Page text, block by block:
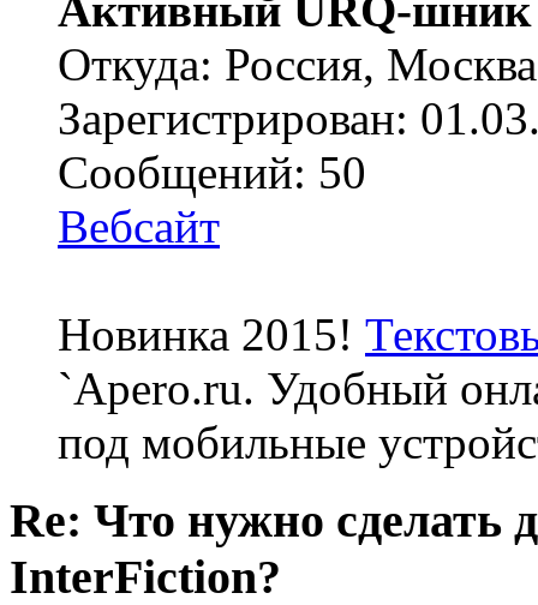
Откуда: Россия, Москва
Зарегистрирован:
Сообщений: 50
Вебсайт
Новинка 2015!
`Apero.ru. Удобный
под мобильные
Re: Что нужно сделать
InterFiction?